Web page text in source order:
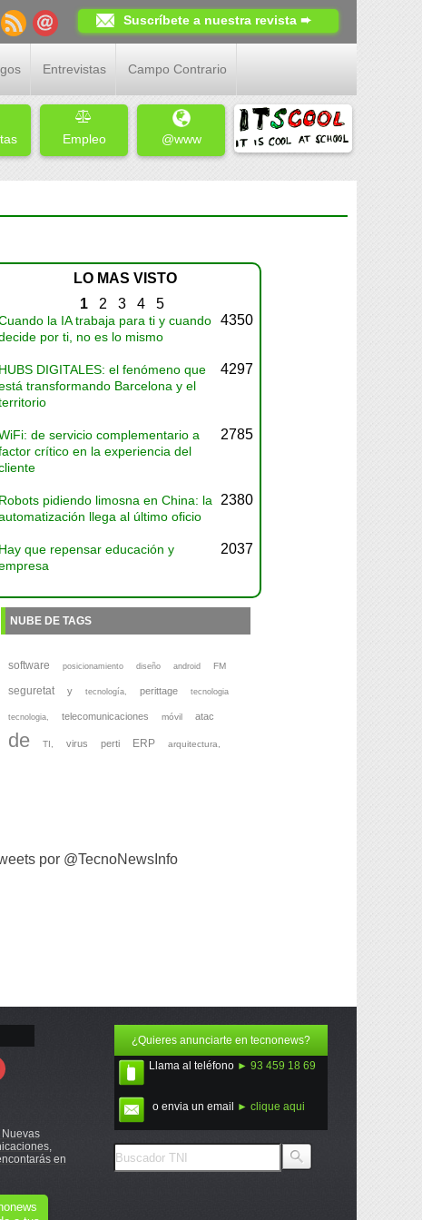
Suscríbete a nuestra revista ➨
Entrevistas Campo Contrario
Empleo @www
LO MAS VISTO
1 2 3 4 5
la IA trabaja para ti y cuando
por ti, no es lo mismo
4350
HUBS DIGITALES: el fenómeno que
transformando Barcelona y el
4297
de servicio complementario a
crítico en la experiencia del
2785
Robots pidiendo limosna en China: la
llega al último oficio
2380
Hay que repensar educación y
2037
NUBE DE TAGS
software posicionamiento diseño android FM
seguretat y tecnología, perittage tecnologia
tecnologia, telecomunicaciones móvil atac
de TI, virus perti ERP arquitectura,
por @TecnoNewsInfo
Nuevas
en
¿Quieres anunciarte en tecnonews?
Llama al teléfono ► 93 459 18 69
o envia un email ► clique aqui